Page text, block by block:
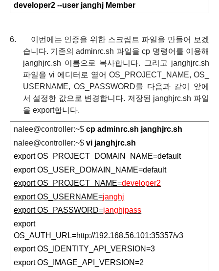
developer2 --user janghj Member
6.
이번에는 인증을 위한 스크립트 파일을 만들어 보겠
습니다. 기존의adminrc.sh 파일을cp 명령어를 이용해
janghjrc.sh 이름으로 복사합니다. 그리고 janghjrc.sh
파일을 vi 에디터로 열어 OS_PROJECT_NAME, OS_
USERNAME, OS_PASSWORD를 다음과 같이 앞에
서 설정한 값으로 변경합니다. 저장된 janghjrc.sh 파일
을 export합니다.
nalee@controller:~$cp adminrc.sh janghjrc.sh
nalee@controller:~$vi janghjrc.sh
export OS_PROJECT_DOMAIN_NAME=default
export OS_USER_DOMAIN_NAME=default
export OS_PROJECT_NAME=developer2
export OS_USERNAME=janghj
export OS_PASSWORD=janghjpass
export
OS_AUTH_URL=http://192.168.56.101:35357/v3
export OS_IDENTITY_API_VERSION=3
export OS_IMAGE_API_VERSION=2